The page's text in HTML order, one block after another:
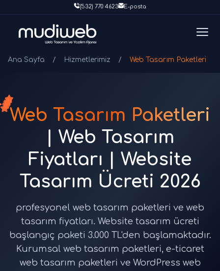
(532) 770 4623 E-posta
Ana Sayfa / Hizmetlerimiz / Web Tasarım Paketleri
Web Tasarım Paketleri
| Web Tasarım
Fiyatları | Website
Tasarım Ücreti 2026
profesyonel web tasarım paketleri ve web
tasarım fiyatları. Website tasarım ücreti
başlangıç paketi 3.000 TL'den başlamaktadır.
Kurumsal web tasarım paketleri, e-ticaret
web tasarım paketleri ve WordPress web